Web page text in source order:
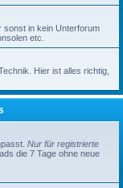
sonst in kein Unterforum
etc.
Hier ist alles richtig,
Nur für registrierte
die 7 Tage ohne neue